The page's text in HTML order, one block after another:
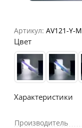
Артикул: AV121-Y-M
Цвет
Характеристики
Производитель